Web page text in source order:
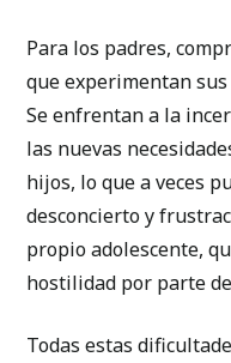
Para los padres,
que experimentan
Se enfrentan a la
las nuevas
hijos, lo que a veces
desconcierto y
propio adolescente,
hostilidad por parte
Todas estas